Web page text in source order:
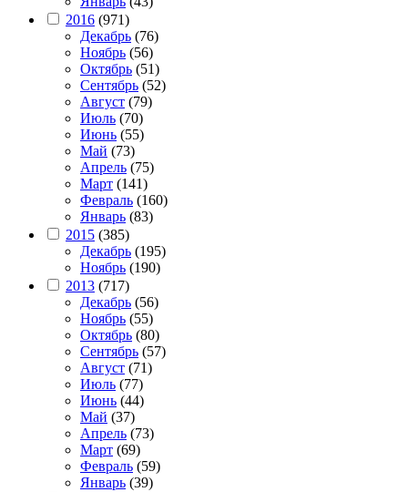
2016 (971)
Декабрь (76)
Ноябрь (56)
Октябрь (51)
Сентябрь (52)
Август (79)
Июль (70)
Июнь (55)
Май (73)
Апрель (75)
Март (141)
Февраль (160)
Январь (83)
2015 (385)
Декабрь (195)
Ноябрь (190)
2013 (717)
Декабрь (56)
Ноябрь (55)
Октябрь (80)
Сентябрь (57)
Август (71)
Июль (77)
Июнь (44)
Май (37)
Апрель (73)
Март (69)
Февраль (59)
Январь (39)